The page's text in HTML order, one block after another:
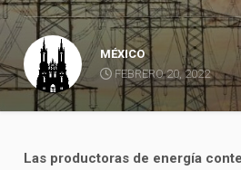
MÉXICO
FEBRERO 20, 2022
Las productoras de energía